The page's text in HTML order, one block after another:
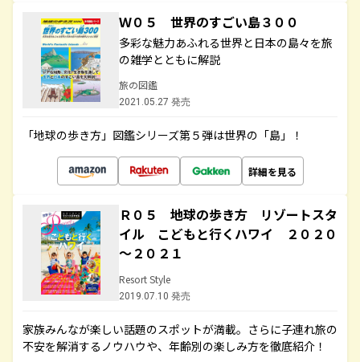
Ｗ０５ 世界のすごい島３００
多彩な魅力あふれる世界と日本の島々を旅
の雑学とともに解説
旅の図鑑
2021.05.27 発売
「地球の歩き方」図鑑シリーズ第５弾は世界の「島」！
詳細を見る
Ｒ０５ 地球の歩き方 リゾートスタ
イル こどもと行くハワイ ２０２０
～２０２１
Resort Style
2019.07.10 発売
家族みんなが楽しい話題のスポットが満載。さらに子連れ旅の
不安を解消するノウハウや、年齢別の楽しみ方を徹底紹介！